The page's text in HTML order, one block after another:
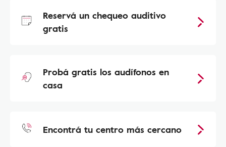
Reservá un chequeo auditivo
gratis
Probá gratis los audífonos en
casa
Encontrá tu centro más cercano